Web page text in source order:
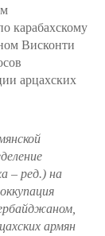
карабахскому
Висконти
арцахских
– ред.) на
армян